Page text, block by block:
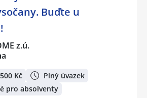
Buďte u
z.ú.
Kč
Plný úvazek
pro absolventy